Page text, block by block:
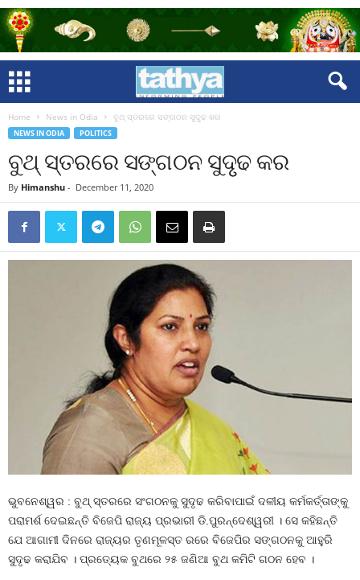
Home News in Odia ବୁଥ୍‍ ସ୍ତରରେ ସଙ୍ଗଠନ ସୁଦୃୃଢ କର
NEWS IN ODIA POLITICS
ବୁଥ୍‍ ସ୍ତରରେ ସଙ୍ଗଠନ ସୁଦୃୃଢ କର
By Himanshu - December 11, 2020
ଭୁବନେଶ୍ୱର : ବୁଥ୍‍ ସ୍ତରରେ ସଂଗଠନକୁ ସୁଦୃଢ କରିବାପାଇଁ ଦଳୀୟ କର୍ମକର୍ତ୍ତାଙ୍କୁ
ପରାମର୍ଶ ଦେଇଛନ୍ତି ବିଜେପି ରାଜ୍ୟ ପ୍ରଭାରୀ ଡି.ପୁରନ୍ଦେଶ୍ୱରୀ । ସେ କହିଛନ୍ତି
ଯେ ଆଗାମୀ ଦିନରେ ରାଜ୍ୟର ତୃଣମୂଳସ୍ତ ରରେ ବିଜେପିର ସଙ୍ଗଠନକୁ ଆହୁରି
ସୁଦୃଢ କରାଯିବ । ପ୍ରତ୍ୟେକ ବୁଥରେ ୨୫ ଜଣିଆ ବୁଥ କମିଟି ଗଠନ ହେବ ।